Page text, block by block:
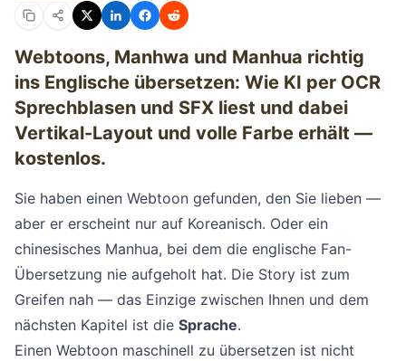
Webtoons, Manhwa und Manhua richtig
ins Englische übersetzen: Wie KI per OCR
Sprechblasen und SFX liest und dabei
Vertikal-Layout und volle Farbe erhält —
kostenlos.
Sie haben einen Webtoon gefunden, den Sie lieben —
aber er erscheint nur auf Koreanisch. Oder ein
chinesisches Manhua, bei dem die englische Fan-
Übersetzung nie aufgeholt hat. Die Story ist zum
Greifen nah — das Einzige zwischen Ihnen und dem
nächsten Kapitel ist die Sprache.
Einen Webtoon maschinell zu übersetzen ist nicht